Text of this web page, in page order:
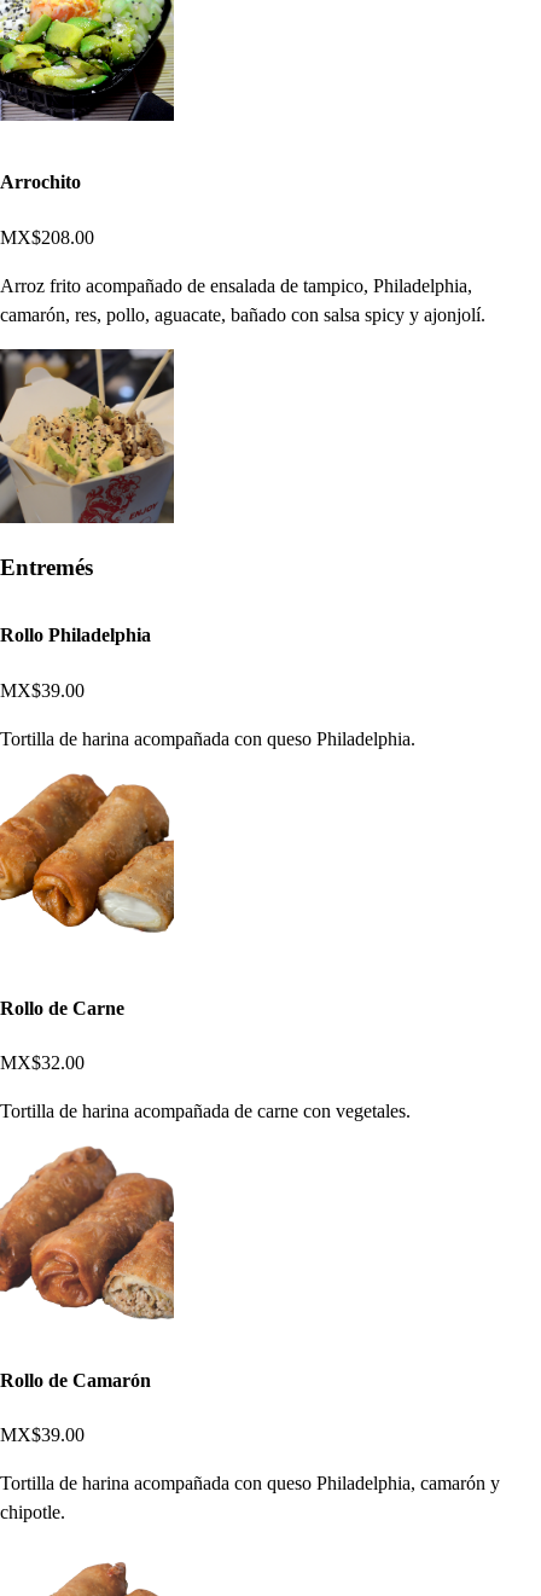
Arrochito
MX$208.00
Arroz frito acompañado de ensalada de tampico, Philadelphia,
camarón, res, pollo, aguacate, bañado con salsa spicy y ajonjolí.
Entremés
Rollo Philadelphia
MX$39.00
Tortilla de harina acompañada con queso Philadelphia.
Rollo de Carne
MX$32.00
Tortilla de harina acompañada de carne con vegetales.
Rollo de Camarón
MX$39.00
Tortilla de harina acompañada con queso Philadelphia, camarón y
chipotle.